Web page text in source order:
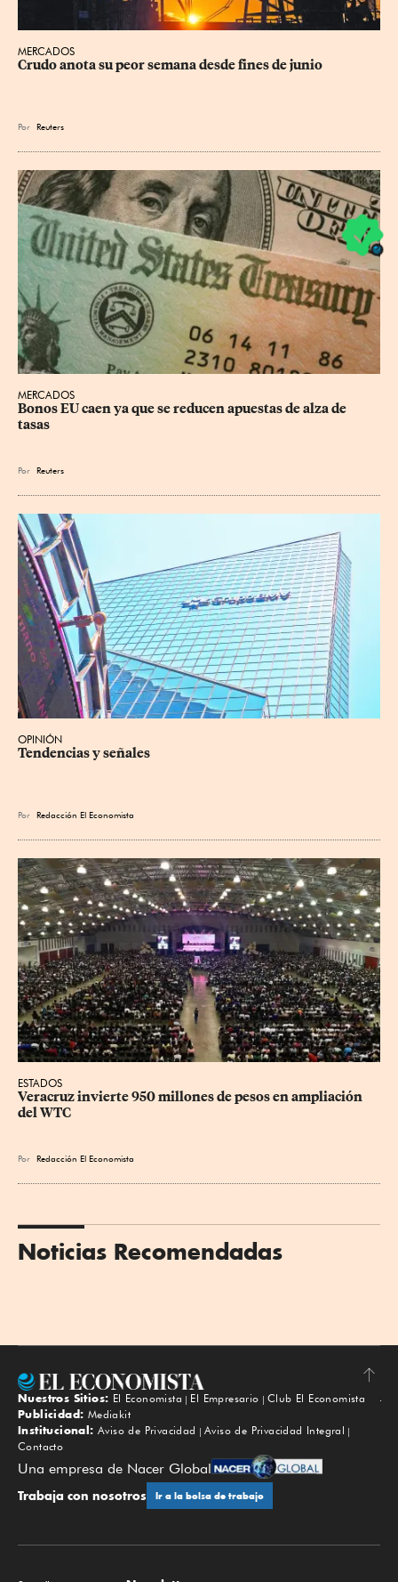
MERCADOS
Crudo anota su peor semana desde fines de junio
Por Reuters
MERCADOS
Bonos EU caen ya que se reducen apuestas de alza de
tasas
Por Reuters
OPINIÓN
Tendencias y señales
Por Redacción El Economista
ESTADOS
Veracruz invierte 950 millones de pesos en ampliación
del WTC
Por Redacción El Economista
Noticias Recomendadas
Subir
Nuestros Sitios: El Economista El Empresario
Club El Economista
Publicidad: Mediakit
Institucional: Aviso de Privacidad
Aviso de Privacidad Integral
Contacto
Una empresa de Nacer Global
Trabaja con nosotros Ir a la bolsa de trabajo